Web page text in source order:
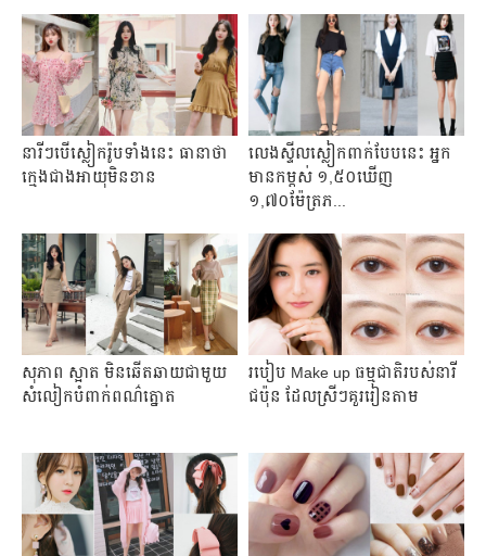
នារីៗបើស្លៀករ៉ូបទាំងនេះ ធានាថា
ក្មេងជាងអាយុមិនខាន
លេង​​ស្ទី​ល​​ស្លៀក​ពាក់​បែប​នេះ អ្នក​
មាន​កម្ពស់ ១,៥០​ឃើញ​
១,៧០ម៉ែត្រ​ភ...
សុភាព ស្អាត មិនឆើតឆាយជាមួយ
សំលៀកបំពាក់ពណ៌ត្នោត
របៀប Make up ធម្មជាតិ​របស់​នារី​
ជប៉ុន ដែល​ស្រីៗគួរ​រៀន​តាម